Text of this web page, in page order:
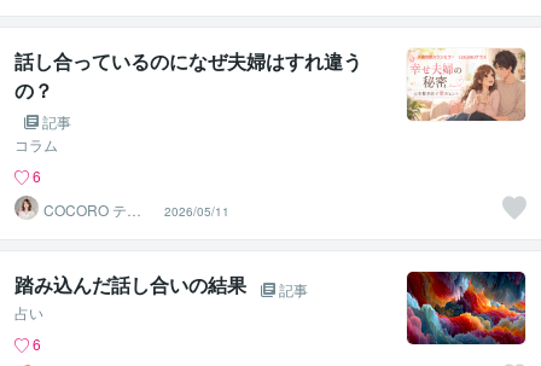
話し合っているのになぜ夫婦はすれ違う
の？
記事
コラム
6
COCORO テラ
2026/05/11
踏み込んだ話し合いの結果
記事
占い
6